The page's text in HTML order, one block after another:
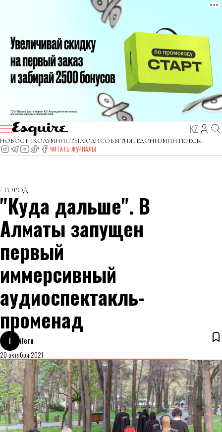
KZ
НОВОСТИКОЛУМНИСТЫЛЮДИСОБЫТИЯГЕДОНИЗМИНТЕРЕСЫ
ЧИТАТЬ ЖУРНАЛЫ
ГОРОД
"Куда дальше". В
Алматы запущен
первый
иммерсивный
аудиоспектакль-
променад
I
ileru
20 октября 2021